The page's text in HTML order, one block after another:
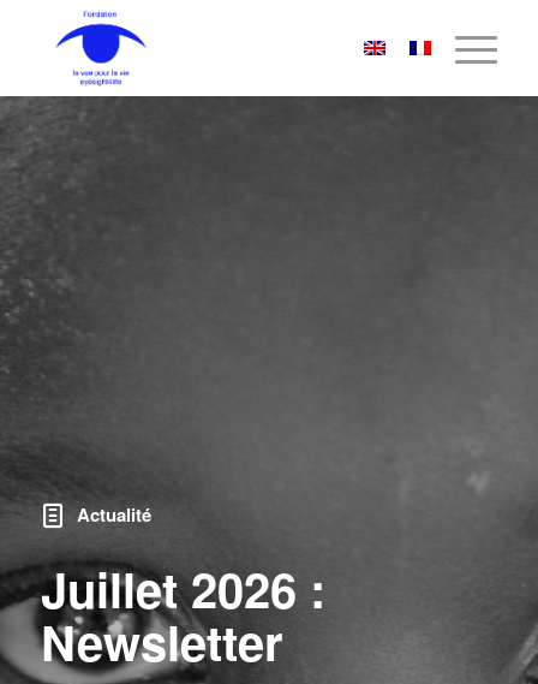
Actualité
Juillet 2026 :
Newsletter